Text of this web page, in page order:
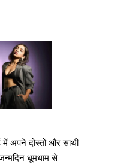
अपने दोस्तों और साथी
धूमधाम से